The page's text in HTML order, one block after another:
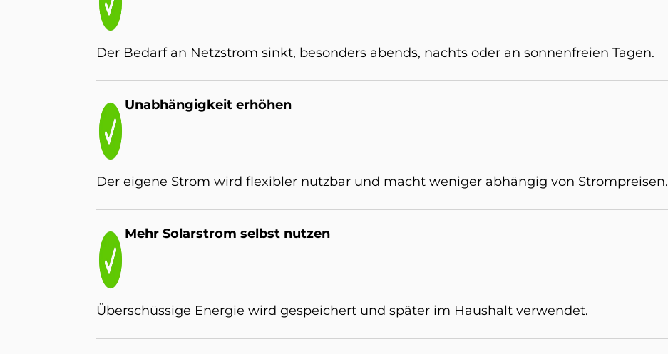
Der Bedarf an Netzstrom sinkt, besonders abends, nachts oder an sonnenfreien Tagen.
Un­ab­hän­gig­keit er­hö­hen
Der eigene Strom wird flexibler nutzbar und macht weniger abhängig von Strompreisen.
Mehr So­lar­strom selbst nut­zen
Überschüssige Energie wird gespeichert und später im Haushalt verwendet.